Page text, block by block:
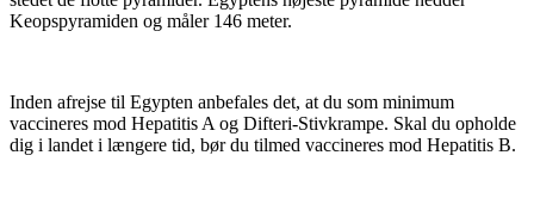
Keopspyramiden og måler 146 meter.
Inden afrejse til Egypten anbefales det, at du som minimum
vaccineres mod Hepatitis A og Difteri-Stivkrampe. Skal du opholde
dig i landet i længere tid, bør du tilmed vaccineres mod Hepatitis B.